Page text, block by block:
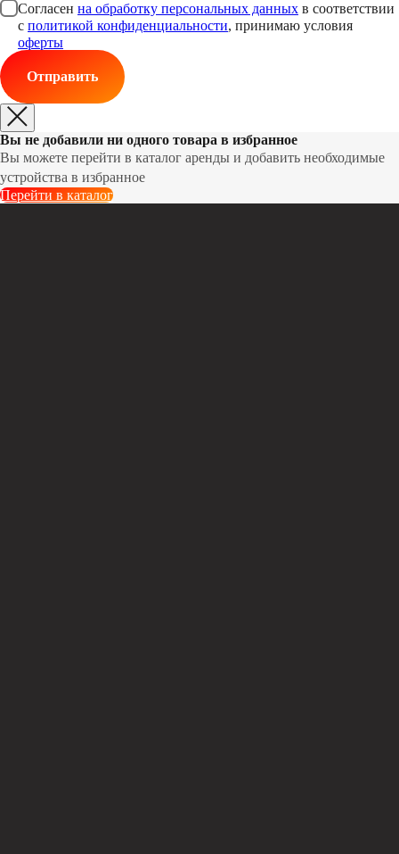
Согласен на обработку персональных данных в соответствии
с политикой конфиденциальности, принимаю условия
оферты
Отправить
Вы не добавили ни одного товара в избранное
Вы можете перейти в каталог аренды и добавить необходимые
устройства в избранное
Перейти в каталог